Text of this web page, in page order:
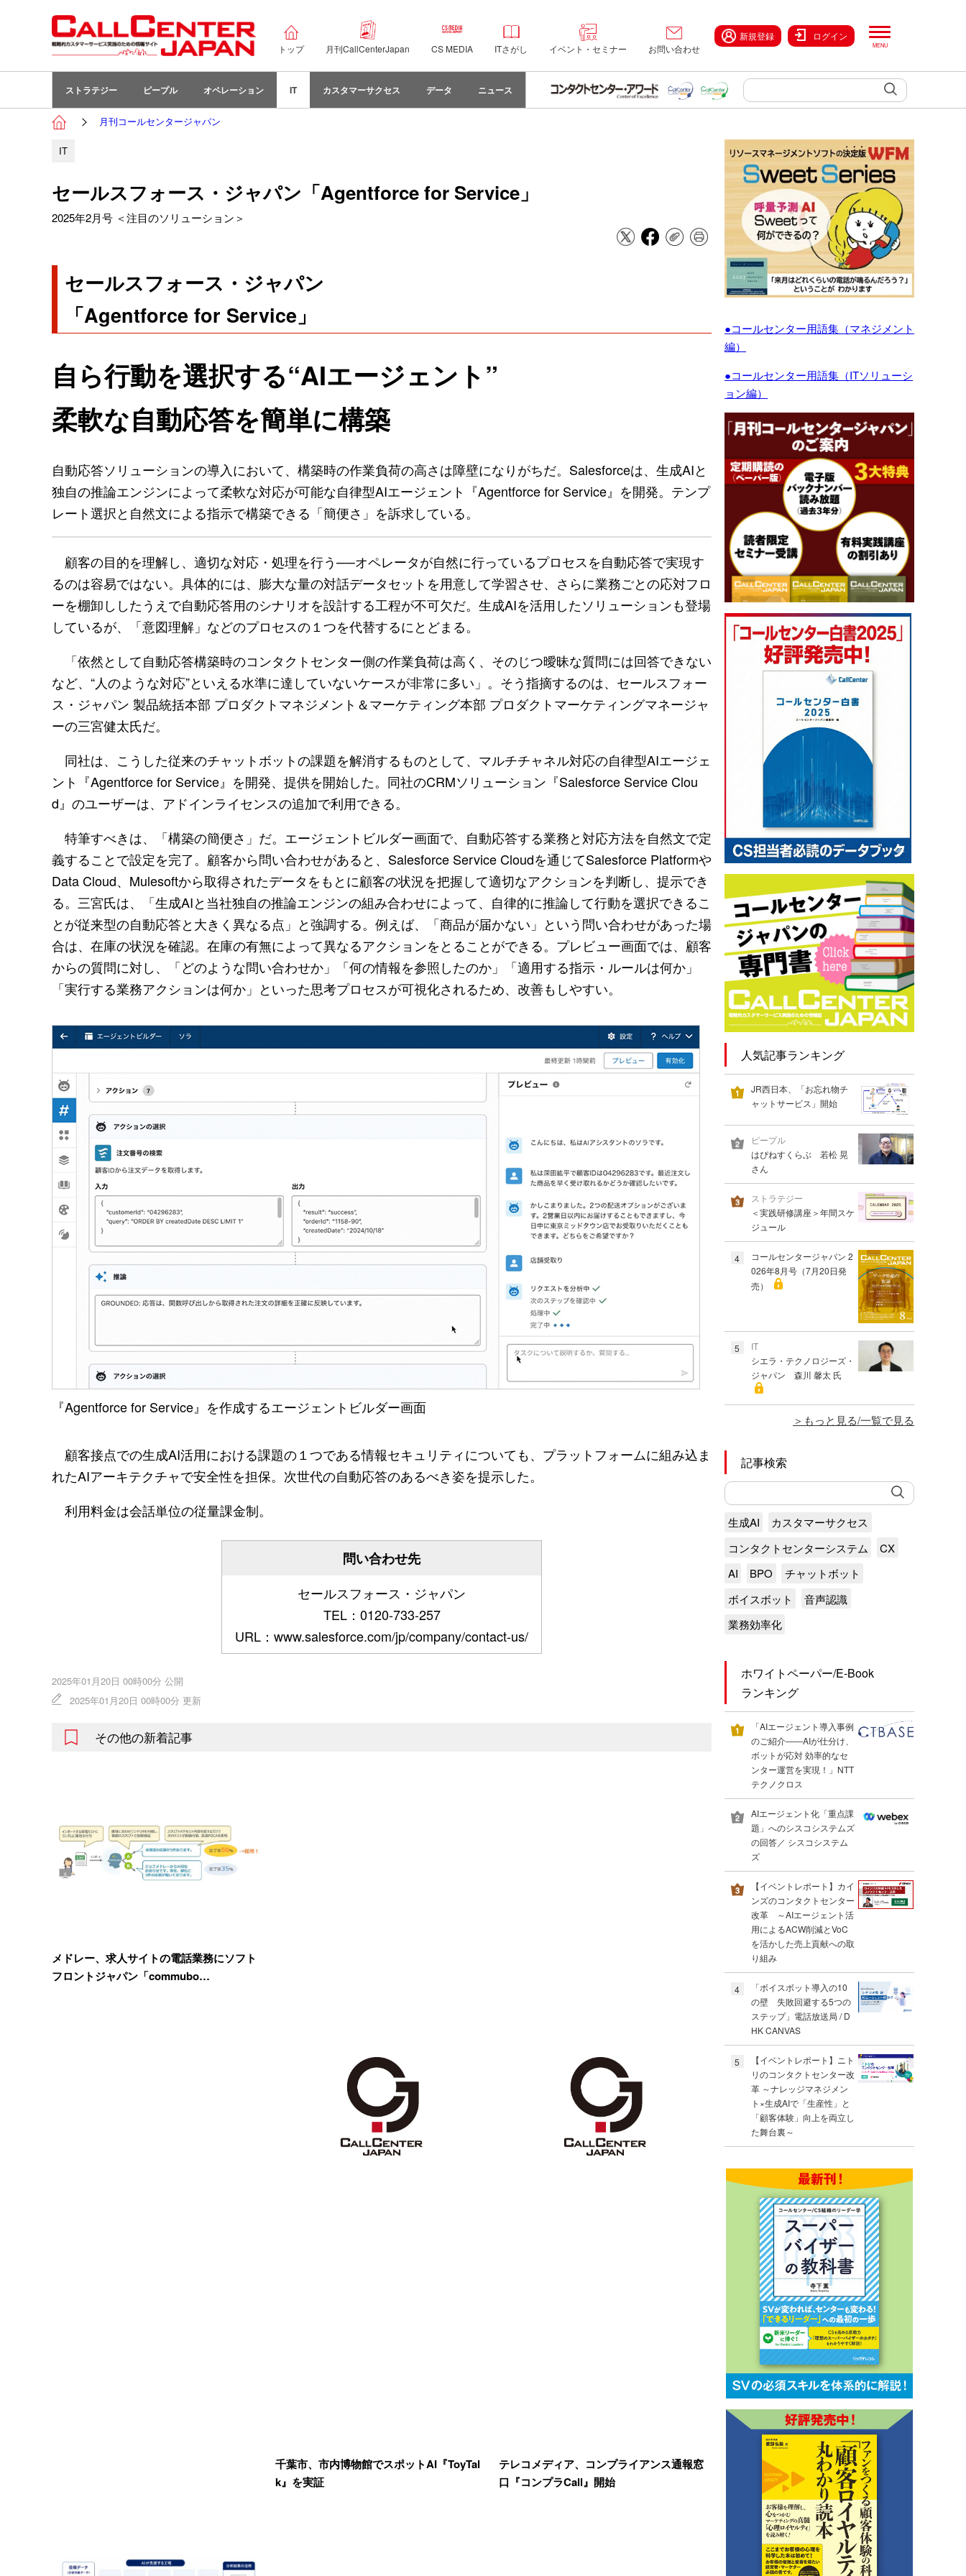
トップ 月刊CallCenterJapan CS MEDIA ITさがし イベント・セミナー お問い合わせ
新規登録 ログイン
ストラテジー ピープル オペレーション IT カスタマーサクセス データ ニュース
月刊コールセンタージャパン
IT
セールスフォース・ジャパン「Agentforce for Service」
2025年2月号 ＜注目のソリューション＞
セールスフォース・ジャパン
「Agentforce for Service」
自ら行動を選択する“AIエージェント”
柔軟な自動応答を簡単に構築
自動応答ソリューションの導入において、構築時の作業負荷の高さは障壁になりがちだ。Salesforceは、生成AIと
独自の推論エンジンによって柔軟な対応が可能な自律型AIエージェント『Agentforce for Service』を開発。テンプ
レート選択と自然文による指示で構築できる「簡便さ」を訴求している。
顧客の目的を理解し、適切な対応・処理を行う──オペレータが自然に行っているプロセスを自動応答で実現す
るのは容易ではない。具体的には、膨大な量の対話データセットを用意して学習させ、さらに業務ごとの応対フロ
ーを棚卸ししたうえで自動応答用のシナリオを設計する工程が不可欠だ。生成AIを活用したソリューションも登場
しているが、「意図理解」などのプロセスの１つを代替するにとどまる。
「依然として自動応答構築時のコンタクトセンター側の作業負荷は高く、そのじつ曖昧な質問には回答できない
など、“人のような対応”といえる水準に達していないケースが非常に多い」。そう指摘するのは、セールスフォー
ス・ジャパン 製品統括本部 プロダクトマネジメント＆マーケティング本部 プロダクトマーケティングマネージャ
ーの三宮健太氏だ。
同社は、こうした従来のチャットボットの課題を解消するものとして、マルチチャネル対応の自律型AIエージェ
ント『Agentforce for Service』を開発、提供を開始した。同社のCRMソリューション『Salesforce Service Clou
d』のユーザーは、アドインライセンスの追加で利用できる。
特筆すべきは、「構築の簡便さ」だ。エージェントビルダー画面で、自動応答する業務と対応方法を自然文で定
義することで設定を完了。顧客から問い合わせがあると、Salesforce Service Cloudを通じてSalesforce Platformや
Data Cloud、Mulesoftから取得されたデータをもとに顧客の状況を把握して適切なアクションを判断し、提示でき
る。三宮氏は、「生成AIと当社独自の推論エンジンの組み合わせによって、自律的に推論して行動を選択できるこ
とが従来型の自動応答と大きく異なる点」と強調する。例えば、「商品が届かない」という問い合わせがあった場
合は、在庫の状況を確認。在庫の有無によって異なるアクションをとることができる。プレビュー画面では、顧客
からの質問に対し、「どのような問い合わせか」「何の情報を参照したのか」「適用する指示・ルールは何か」
「実行する業務アクションは何か」といった思考プロセスが可視化されるため、改善もしやすい。
『Agentforce for Service』を作成するエージェントビルダー画面
顧客接点での生成AI活用における課題の１つである情報セキュリティについても、プラットフォームに組み込ま
れたAIアーキテクチャで安全性を担保。次世代の自動応答のあるべき姿を提示した。
利用料金は会話単位の従量課金制。
問い合わせ先
セールスフォース・ジャパン
TEL：0120-733-257
URL：www.salesforce.com/jp/company/contact-us/
2025年01月20日 00時00分 公開
2025年01月20日 00時00分 更新
その他の新着記事
メドレー、求人サイトの電話業務にソフト
フロントジャパン「commubo…
千葉市、市内博物館でスポットAI『ToyTal
k』を実証
テレコメディア、コンプライアンス通報窓
口『コンプラCall』開始
●コールセンター用語集（マネジメント
編）
●コールセンター用語集（ITソリューシ
ョン編）
人気記事ランキング
JR西日本、「お忘れ物チ
ャットサービス」開始
ピープル
はぴねすくらぶ 若松 晃
さん
ストラテジー
＜実践研修講座＞年間スケ
ジュール
4
コールセンタージャパン 2
026年8月号（7月20日発
売）
5
IT
シエラ・テクノロジーズ・
ジャパン 森川 馨太 氏
もっと見る/一覧で見る
記事検索
生成AI
カスタマーサクセス
コンタクトセンターシステム
CX
AI
BPO
チャットボット
ボイスボット
音声認識
業務効率化
ホワイトペーパー/E-Book
ランキング
「AIエージェント導入事例
のご紹介――AIが仕分け、
ボットが応対 効率的なセ
ンター運営を実現！」NTT
テクノクロス
AIエージェント化「重点課
題」へのシスコシステムズ
の回答／ シスコシステム
ズ
【イベントレポート】カイ
ンズのコンタクトセンター
改革 ～AIエージェント活
用によるACW削減とVoC
を活かした売上貢献への取
り組み
4
「ボイスボット導入の10
の壁 失敗回避する5つの
ステップ」電話放送局 / D
HK CANVAS
5
【イベントレポート】ニト
リのコンタクトセンター改
革 ～ナレッジマネジメン
ト×生成AIで「生産性」と
「顧客体験」向上を両立し
た舞台裏～